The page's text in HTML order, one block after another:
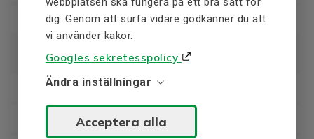
dig. Genom att surfa vidare godkänner du att
vi använder kakor.
Googles sekretesspolicy
Ändra inställningar
Acceptera alla
H - 15
Maxtemperatur (°C)
A -105
120